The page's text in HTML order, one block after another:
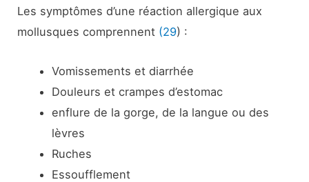
Les symptômes d’une réaction allergique aux
mollusques comprennent (29) :
Vomissements et diarrhée
Douleurs et crampes d’estomac
enflure de la gorge, de la langue ou des
lèvres
Ruches
Essoufflement